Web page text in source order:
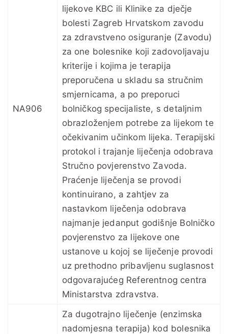
NA906
lijekove KBC ili Klinike za dječje
bolesti Zagreb Hrvatskom zavodu
za zdravstveno osiguranje (Zavodu)
za one bolesnike koji zadovoljavaju
kriterije i kojima je terapija
preporučena u skladu sa stručnim
smjernicama, a po preporuci
bolničkog specijaliste, s detaljnim
obrazloženjem potrebe za lijekom te
očekivanim učinkom lijeka. Terapijski
protokol i trajanje liječenja odobrava
Stručno povjerenstvo Zavoda.
Praćenje liječenja se provodi
kontinuirano, a zahtjev za
nastavkom liječenja odobrava
najmanje jedanput godišnje Bolničko
povjerenstvo za lijekove one
ustanove u kojoj se liječenje provodi
uz prethodno pribavljenu suglasnost
odgovarajućeg Referentnog centra
Ministarstva zdravstva.
Za dugotrajno liječenje (enzimska
nadomjesna terapija) kod bolesnika